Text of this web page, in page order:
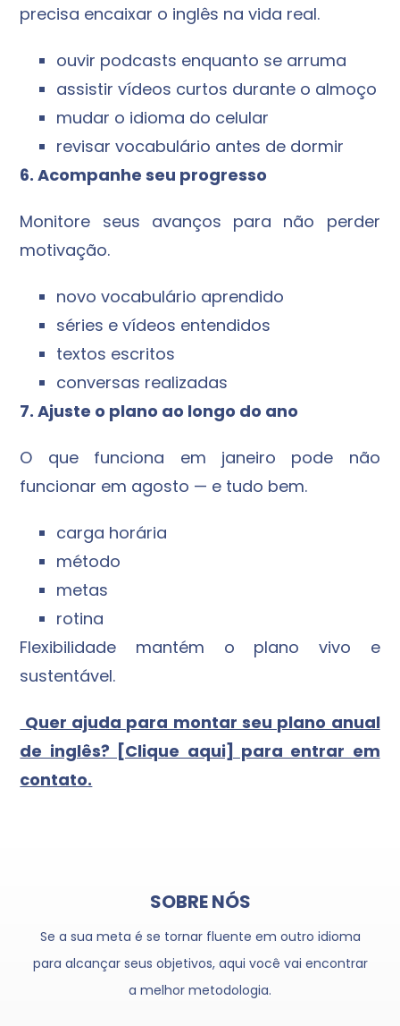
precisa encaixar o inglês na vida real.
ouvir podcasts enquanto se arruma
assistir vídeos curtos durante o almoço
mudar o idioma do celular
revisar vocabulário antes de dormir
6. Acompanhe seu progresso
Monitore seus avanços para não perder
motivação.
novo vocabulário aprendido
séries e vídeos entendidos
textos escritos
conversas realizadas
7. Ajuste o plano ao longo do ano
O que funciona em janeiro pode não
funcionar em agosto — e tudo bem.
carga horária
método
metas
rotina
Flexibilidade mantém o plano vivo e
sustentável.
Quer ajuda para montar seu plano anual
de inglês? [Clique aqui] para entrar em
contato.
SOBRE NÓS
Se a sua meta é se tornar fluente em outro idioma
para alcançar seus objetivos, aqui você vai encontrar
a melhor metodologia.